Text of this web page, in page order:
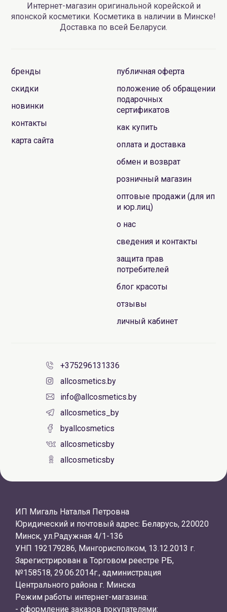
Интернет-магазин оригинальной корейской и
японской косметики. Косметика в наличии в Минске!
Доставка по всей Беларуси.
бренды
скидки
новинки
контакты
карта сайта
публичная оферта
положение об обращении
подарочных
сертификатов
как купить
оплата и доставка
обмен и возврат
розничный магазин
оптовые продажи (для ип
и юр.лиц)
о нас
сведения и контакты
защита прав
потребителей
блог красоты
отзывы
личный кабинет
+375296131336
allcosmetics.by
info@allcosmetics.by
allcosmetics_by
byallcosmetics
allcosmeticsby
allcosmeticsby
ИП Мигаль Наталья Петровна
Юридический и почтовый адрес: Беларусь, 220020
Минск, ул.Радужная 4/1-136
УНП 192179286, Мингорисполком, 13.12.2013 г.
Зарегистрирован в Торговом реестре РБ,
№158518, 29.06.2014г., администрация
Центрального района г. Минска
Режим работы интернет-магазина:
- оформление заказов покупателями: